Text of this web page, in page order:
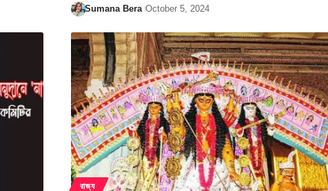
Sumana Bera October 5, 2024
রাজ্য